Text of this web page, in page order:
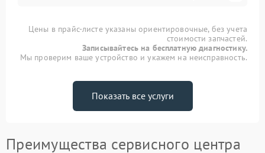
Цены в прайс-листе указаны ориентировочные, без учета
стоимости запчастей.
Записывайтесь на бесплатную диагностику.
Мы проверим ваше устройство и укажем на неисправность.
Показать все услуги
Преимущества сервисного центра